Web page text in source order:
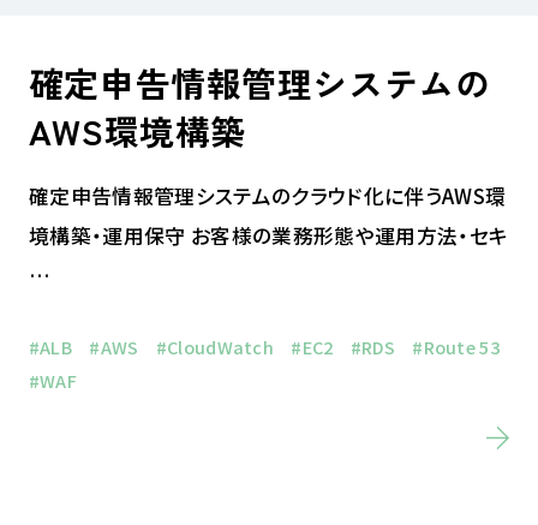
確定申告情報管理システムの
AWS環境構築
確定申告情報管理システムのクラウド化に伴うAWS環
境構築・運用保守 お客様の業務形態や運用方法・セキ
…
#ALB #AWS #CloudWatch #EC2 #RDS
#Route 53
#WAF